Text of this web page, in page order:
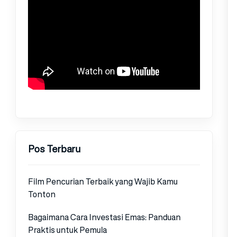
Pos Terbaru
Film Pencurian Terbaik yang Wajib Kamu
Tonton
Bagaimana Cara Investasi Emas: Panduan
Praktis untuk Pemula